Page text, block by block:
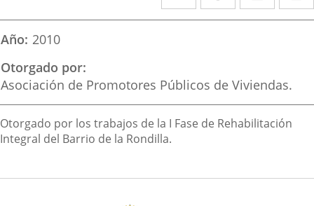
a
externa.
a
externa.
a
Año 2010
Otorgado por
Asociación de Promotores Públicos de Viviendas.
Descripción
Otorgado por los trabajos de la I Fase de Rehabilitación
Integral del Barrio de la Rondilla.